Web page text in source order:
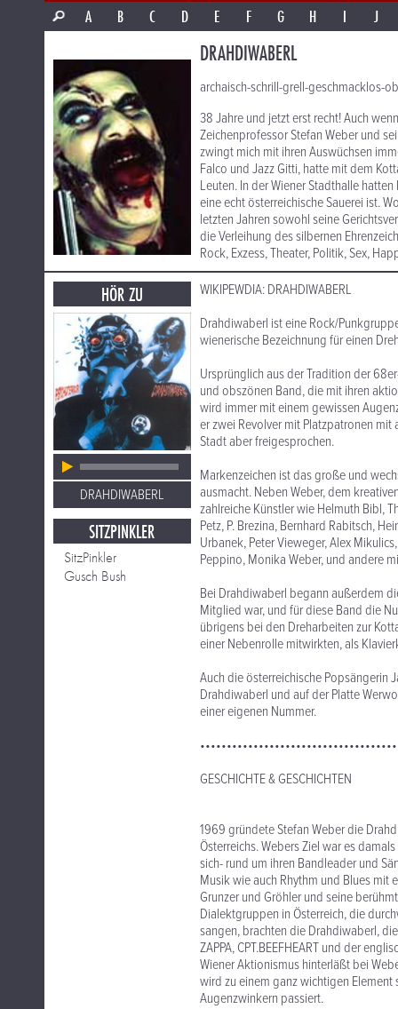
A
B C D E F G H I J
DRAHDIWABERL
archaisch-schrill-grell-geschmacklos-
38 Jahre und jetzt erst recht! Auch
Zeichenprofessor Stefan Weber und
zwingt mich mit ihren Auswüchsen
Falco und Jazz Gitti, hatte mit dem
Leuten. In der Wiener Stadthalle
eine echt österreichische Sauerei ist.
letzten Jahren sowohl seine
die Verleihung des silbernen
Rock, Exzess, Theater, Politik, Sex,
HÖR ZU
DRAHDIWABERL
SITZPINKLER
SitzPinkler
Gusch Bush
WIKIPEWDIA: DRAHDIWABERL
Drahdiwaberl ist eine Rock/
wienerische Bezeichnung für einen
Ursprünglich aus der Tradition der
und obszönen Band, die mit ihren
wird immer mit einem gewissen
er zwei Revolver mit Platzpatronen
Stadt aber freigesprochen.
Markenzeichen ist das große und
ausmacht. Neben Weber, dem
zahlreiche Künstler wie Helmuth Bibl,
Petz, P. Brezina, Bernhard Rabitsch,
Urbanek, Peter Vieweger, Alex
Peppino, Monika Weber, und andere
Bei Drahdiwaberl begann außerdem
Mitglied war, und für diese Band die
übrigens bei den Dreharbeiten zur
einer Nebenrolle mitwirkten, als
Auch die österreichische Popsängerin
Drahdiwaberl und auf der Platte
einer eigenen Nummer.
GESCHICHTE & GESCHICHTEN
1969 gründete Stefan Weber die
Österreichs. Webers Ziel war es
sich- rund um ihren Bandleader und
Musik wie auch Rhythm und Blues mit
Grunzer und Gröhler und seine
Dialektgruppen in Österreich, die
sangen, brachten die Drahdiwaberl,
ZAPPA, CPT.BEEFHEART und der
Wiener Aktionismus hinterläßt bei
wird zu einem ganz wichtigen
Augenzwinkern passiert.